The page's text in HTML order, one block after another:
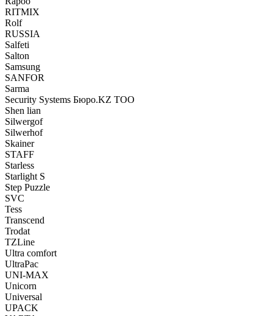
RITMIX
Rolf
RUSSIA
Salfeti
Salton
Samsung
SANFOR
Sarma
Security Systems Бюро.KZ ТОО
Shen lian
Silwergof
Silwerhof
Skainer
STAFF
Starless
Starlight S
Step Puzzle
SVC
Tess
Transcend
Trodat
TZLine
Ultra comfort
UltraPac
UNI-MAX
Unicorn
Universal
UPACK